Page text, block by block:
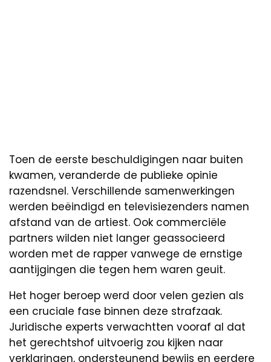
Toen de eerste beschuldigingen naar buiten
kwamen, veranderde de publieke opinie
razendsnel. Verschillende samenwerkingen
werden beëindigd en televisiezenders namen
afstand van de artiest. Ook commerciële
partners wilden niet langer geassocieerd
worden met de rapper vanwege de ernstige
aantijgingen die tegen hem waren geuit.
Het hoger beroep werd door velen gezien als
een cruciale fase binnen deze strafzaak.
Juridische experts verwachtten vooraf al dat
het gerechtshof uitvoerig zou kijken naar
verklaringen, ondersteunend bewijs en eerdere